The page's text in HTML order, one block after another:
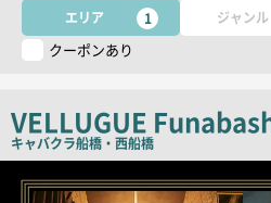
エリア 1 ジャンル
クーポンあり
VELLUGUE
キャバクラ船橋・西船橋
店